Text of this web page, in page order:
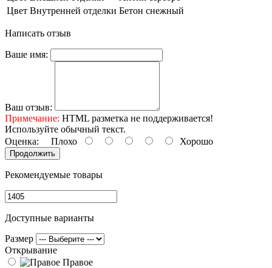
Цвет Внутренней отделки Бетон снежный
Написать отзыв
Ваше имя:
Ваш отзыв:
Примечание: HTML разметка не поддерживается!
Используйте обычный текст.
Оценка: Плохо Хорошо
Продолжить
Рекомендуемые товары
Доступные варианты
Размер
Открывание
Правое